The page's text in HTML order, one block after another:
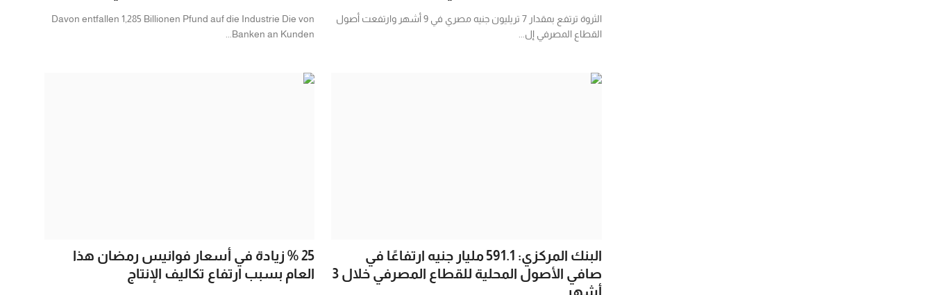
الثروة ترتفع بمقدار 7 تريليون جنيه مصري في 9 أشهر وارتفعت أصول
القطاع المصرفي إل...
Davon entfallen 1,285 Billionen Pfund auf die Industrie Die von
Banken an Kunden...
البنك المركزي: 591.1 مليار جنيه ارتفاعًا في
صافي الأصول المحلية للقطاع المصرفي خلال 3
أشهر
25 % زيادة في أسعار فوانيس رمضان هذا
العام بسبب ارتفاع تكاليف الإنتاج